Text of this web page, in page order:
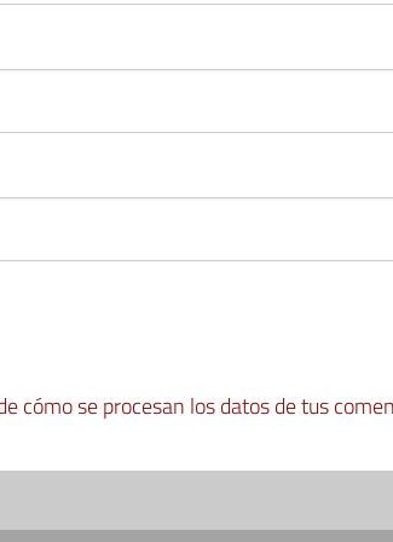
cómo se procesan los datos de tus